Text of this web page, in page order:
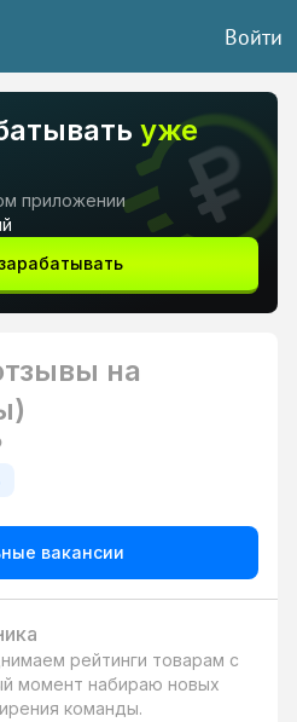
Войти
уже
приложении
на
вакансии
рейтинги товарам с
момент набираю новых
команды.